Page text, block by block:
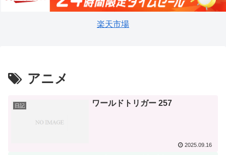
楽天市場
アニメ
日記 ワールドトリガー 257
2025.09.16